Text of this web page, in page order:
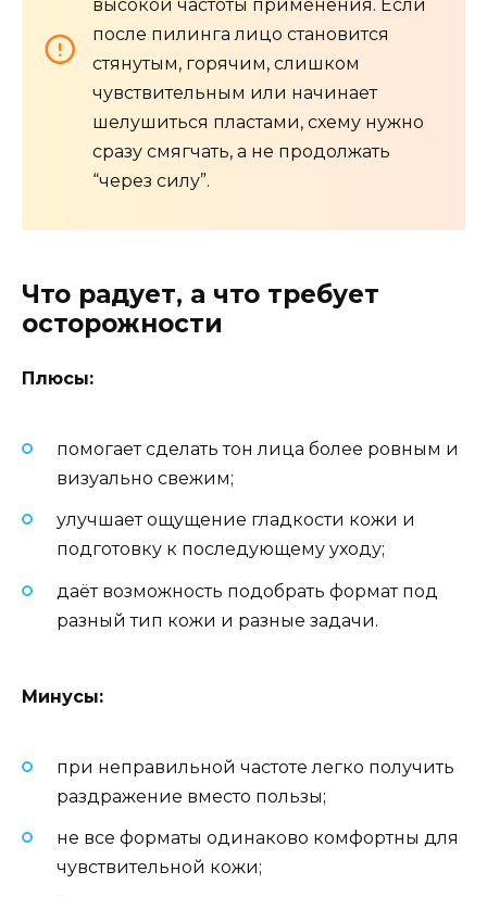
высокой частоты применения. Если
после пилинга лицо становится
стянутым, горячим, слишком
чувствительным или начинает
шелушиться пластами, схему нужно
сразу смягчать, а не продолжать
“через силу”.
Что радует, а что требует
осторожности
Плюсы:
помогает сделать тон лица более ровным и
визуально свежим;
улучшает ощущение гладкости кожи и
подготовку к последующему уходу;
даёт возможность подобрать формат под
разный тип кожи и разные задачи.
Минусы:
при неправильной частоте легко получить
раздражение вместо пользы;
не все форматы одинаково комфортны для
чувствительной кожи;